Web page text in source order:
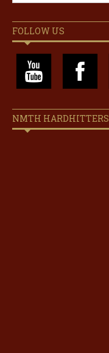
FOLLOW US
NMTH HARDHITTERS